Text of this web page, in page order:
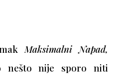
Maksimalni Napad,
nešto nije sporo niti